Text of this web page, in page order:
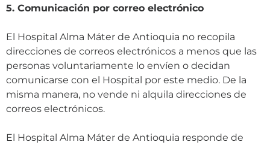
5. Comunicación por correo electrónico
El Hospital Alma Máter de Antioquia no recopila
direcciones de correos electrónicos a menos que las
personas voluntariamente lo envíen o decidan
comunicarse con el Hospital por este medio. De la
misma manera, no vende ni alquila direcciones de
correos electrónicos.
El Hospital Alma Máter de Antioquia responde de